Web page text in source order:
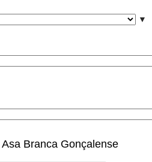
▼
Branca Gonçalense